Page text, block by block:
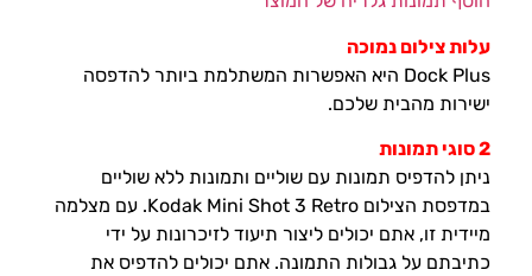
עלות צילום נמוכה
Dock Plus היא האפשרות המשתלמת ביותר להדפסה
ישירות מהבית שלכם.
2 סוגי תמונות
ניתן להדפיס תמונות עם שוליים ותמונות ללא שוליים
במדפסת הצילום Kodak Mini Shot 3 Retro. עם מצלמה
מיידית זו, אתם יכולים ליצור תיעוד לזיכרונות על ידי
כתיבתם על גבולות התמונה. אתם יכולים להדפיס את